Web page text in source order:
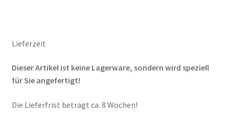
Lieferzeit
Dieser Artikel ist keine Lagerware, sondern wird speziell
für Sie angefertigt!
Die Lieferfrist beträgt ca. 8 Wochen!